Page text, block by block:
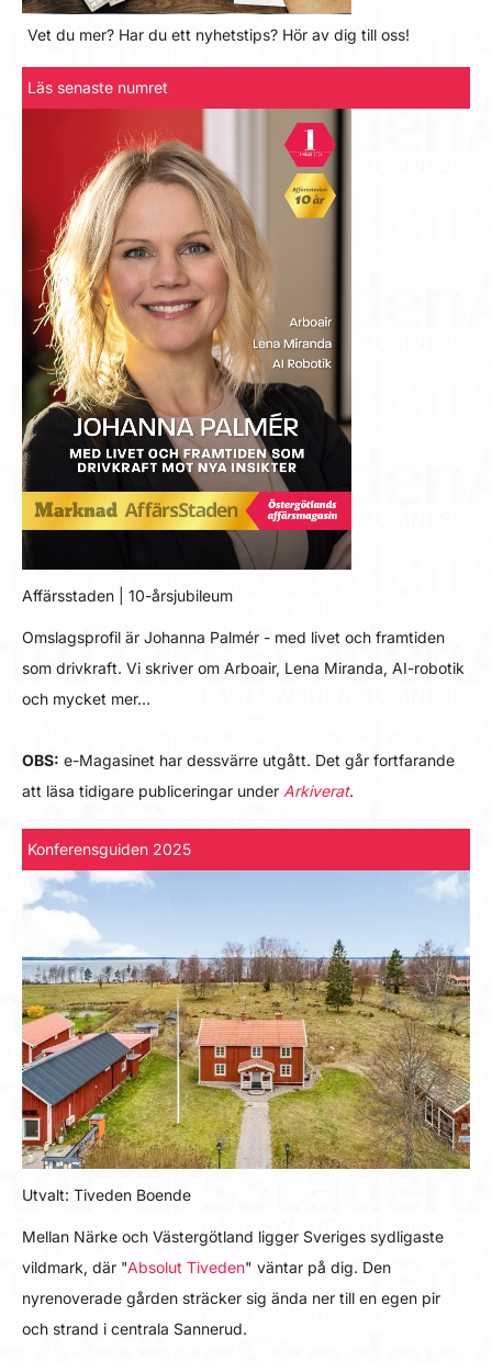
Vet du mer? Har du ett nyhetstips? Hör av dig till oss!
Läs senaste numret
Affärsstaden | 10-årsjubileum
Omslagsprofil är Johanna Palmér - med livet och framtiden
som drivkraft. Vi skriver om Arboair, Lena Miranda, AI-robotik
och mycket mer…
OBS: e-Magasinet har dessvärre utgått. Det går fortfarande
att läsa tidigare publiceringar under Arkiverat.
Konferensguiden 2025
Utvalt: Tiveden Boende
Mellan Närke och Västergötland ligger Sveriges sydligaste
vildmark, där "Absolut Tiveden" väntar på dig. Den
nyrenoverade gården sträcker sig ända ner till en egen pir
och strand i centrala Sannerud.